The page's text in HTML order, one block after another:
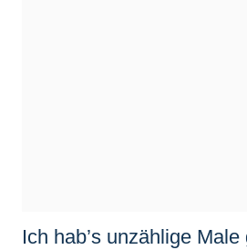
Ich hab’s unzählige